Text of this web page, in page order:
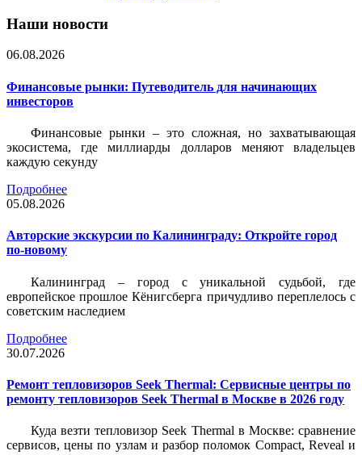
Наши новости
06.08.2026
Финансовые рынки: Путеводитель для начинающих
инвесторов
Финансовые рынки – это сложная, но захватывающая
экосистема, где миллиарды долларов меняют владельцев
каждую секунду
Подробнее
05.08.2026
Авторские экскурсии по Калининграду: Откройте город
по-новому
Калининград – город с уникальной судьбой, где
европейское прошлое Кёнигсберга причудливо переплелось с
советским наследием
Подробнее
30.07.2026
Ремонт тепловизоров Seek Thermal: Сервисные центры по
ремонту тепловизоров Seek Thermal в Москве в 2026 году
Куда везти тепловизор Seek Thermal в Москве: сравнение
сервисов, цены по узлам и разбор поломок Compact, Reveal и